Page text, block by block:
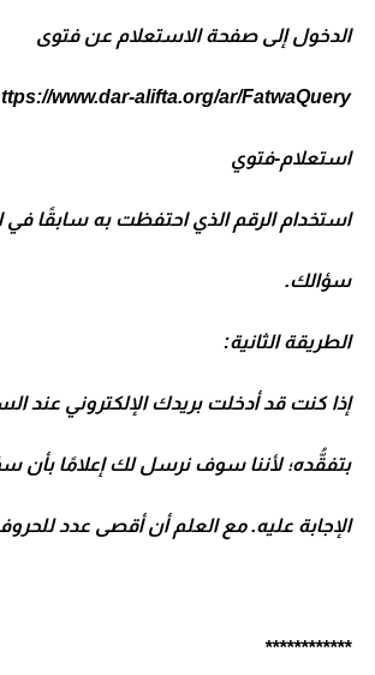
الدخول إلى صفحة الاستعلام عن فتوى
www.dar-alifta.org/ar/FatwaQuery
استعلام-فتوي
استخدام الرقم الذي احتفظت به سابقًا في
سؤالك.
الطريقة الثانية:
إذا كنت قد أدخلت بريدك الإلكتروني عند
بتفقُّده؛ لأننا سوف نرسل لك إعلامًا بأن
الإجابة عليه. مع العلم أن أقصى عدد للحروف هو
************